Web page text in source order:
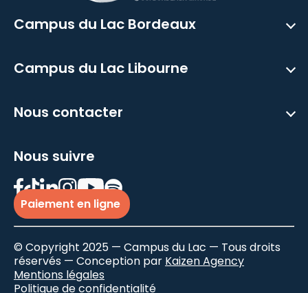
Campus du Lac Bordeaux
Campus du Lac Libourne
Nous contacter
Nous suivre
Paiement en ligne
© Copyright 2025 — Campus du Lac — Tous droits
réservés — Conception par Kaizen Agency
Mentions légales
Politique de confidentialité